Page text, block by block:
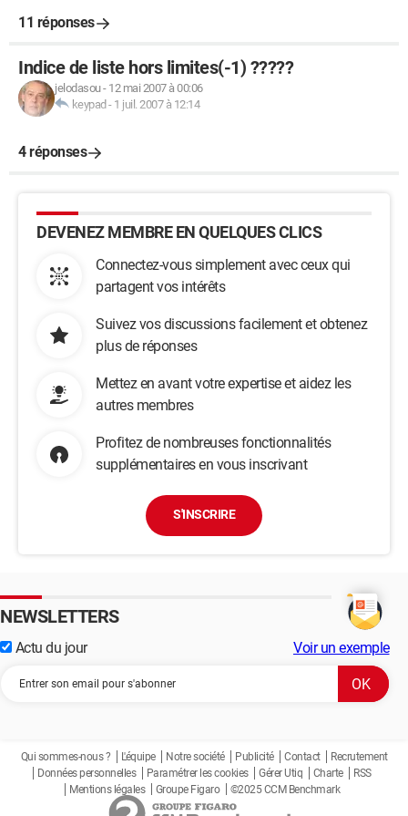
11 réponses
Indice de liste hors limites(-1) ?????
jelodasou- 12 mai 2007 à 00:06
keypad - 1 juil. 2007 à 12:14
4 réponses
DEVENEZ MEMBRE EN QUELQUES CLICS
Connectez-vous simplement avec ceux qui
partagent vos intérêts
Suivez vos discussions facilement et obtenez
plus de réponses
Mettez en avant votre expertise et aidez les
autres membres
Profitez de nombreuses fonctionnalités
supplémentaires en vous inscrivant
S'INSCRIRE
NEWSLETTERS
Actu du jour Voir un exemple
Qui sommes-nous ? L'équipe Notre société Publicité Contact
Recrutement
Données personnelles
Paramétrer les cookies Gérer Utiq Charte
RSS
Mentions légales
Groupe Figaro ©2025 CCM Benchmark